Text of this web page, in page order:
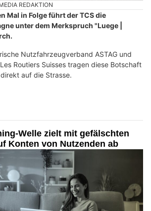
REDAKTION
Mal in Folge führt der TCS die
unter dem Merkspruch "Luege |
Nutzfahrzeugverband ASTAG und
Routiers Suisses tragen diese Botschaft
auf die Strasse.
Welle zielt mit gefälschten
Konten von Nutzenden ab